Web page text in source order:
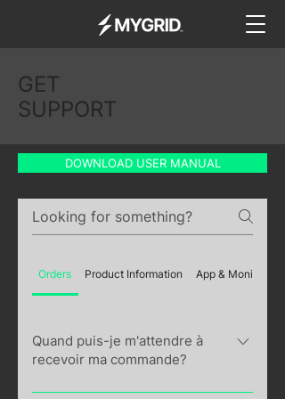
GET
SUPPORT
DOWNLOAD USER MANUAL
Orders Product Information App & Monitoring
Quand puis-je m'attendre à
recevoir ma commande?